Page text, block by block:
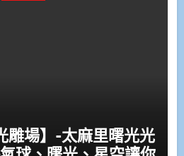
雕場】-太麻里曙光光